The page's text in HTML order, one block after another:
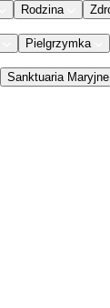
Rodzina
Pielgrzymka
Sanktuaria Maryjne